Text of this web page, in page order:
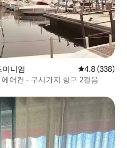
니엄 평점 4.8점(5
4.8 (338)
어컨 - 구시가지 항구 2걸음